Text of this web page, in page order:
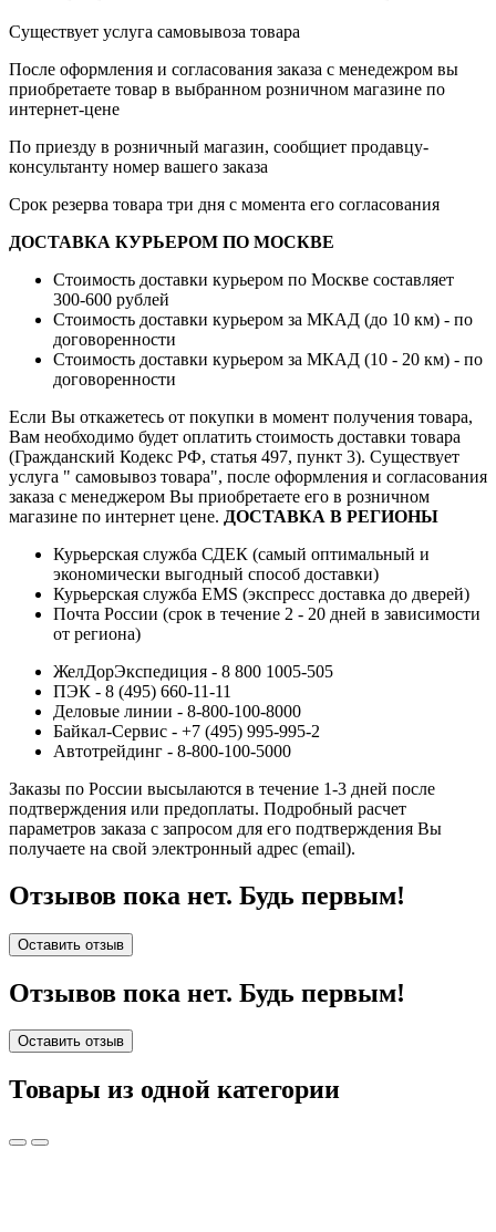
Существует услуга самовывоза товара
После оформления и согласования заказа с менедежром вы
приобретаете товар в выбранном розничном магазине по
интернет-цене
По приезду в розничный магазин, сообщиет продавцу-
консультанту номер вашего заказа
Срок резерва товара три дня с момента его согласования
ДОСТАВКА КУРЬЕРОМ ПО МОСКВЕ
Стоимость доставки курьером по Москве составляет
300-600 рублей
Стоимость доставки курьером за МКАД (до 10 км) - по
договоренности
Стоимость доставки курьером за МКАД (10 - 20 км) - по
договоренности
Если Вы откажетесь от покупки в момент получения товара,
Вам необходимо будет оплатить стоимость доставки товара
(Гражданский Кодекс РФ, статья 497, пункт 3). Существует
услуга " самовывоз товара", после оформления и согласования
заказа с менеджером Вы приобретаете его в розничном
магазине по интернет цене. ДОСТАВКА В РЕГИОНЫ
Курьерская служба СДЕК (самый оптимальный и
экономически выгодный способ доставки)
Курьерская служба EMS (экспресс доставка до дверей)
Почта России (срок в течение 2 - 20 дней в зависимости
от региона)
ЖелДорЭкспедиция - 8 800 1005-505
ПЭК - 8 (495) 660-11-11
Деловые линии - 8-800-100-8000
Байкал-Сервис - +7 (495) 995-995-2
Автотрейдинг - 8-800-100-5000
Заказы по России высылаются в течение 1-3 дней после
подтверждения или предоплаты. Подробный расчет
параметров заказа с запросом для его подтверждения Вы
получаете на свой электронный адрес (email).
Отзывов пока нет. Будь первым!
Оставить отзыв
Отзывов пока нет. Будь первым!
Оставить отзыв
Товары из одной категории